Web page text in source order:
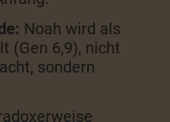
Noah wird als
(Gen 6,9), nicht
sondern